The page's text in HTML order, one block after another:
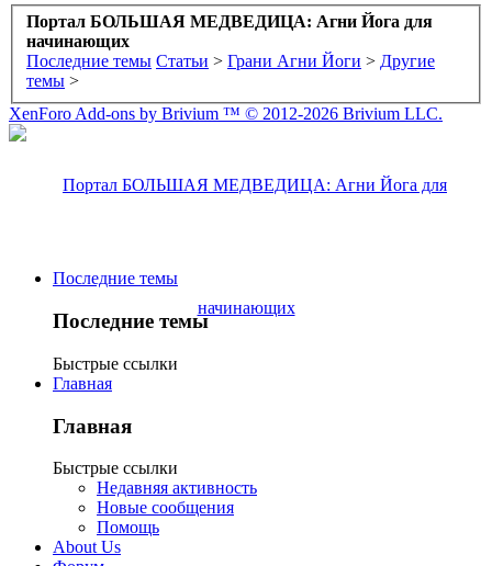
Портал БОЛЬШАЯ МЕДВЕДИЦА: Агни Йога для
начинающих
Последние темы Статьи > Грани Агни Йоги > Другие
темы >
XenForo Add-ons by Brivium ™ © 2012-2026 Brivium LLC.
Последние темы
Последние темы
Быстрые ссылки
Главная
Главная
Быстрые ссылки
Недавняя активность
Новые сообщения
Помощь
About Us